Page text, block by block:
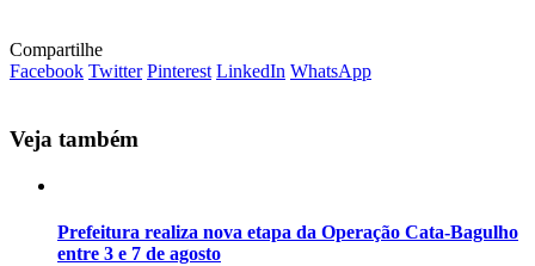
Compartilhe
Facebook Twitter Pinterest LinkedIn WhatsApp
Veja também
Prefeitura realiza nova etapa da Operação Cata-Bagulho
entre 3 e 7 de agosto